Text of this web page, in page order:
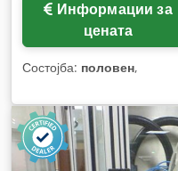
цената
Состојба: половен,